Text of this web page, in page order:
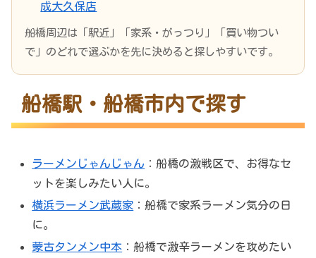
成大久保店
船橋周辺は「駅近」「家系・がっつり」「買い物つい
で」のどれで選ぶかを先に決めると探しやすいです。
船橋駅・船橋市内で探す
ラーメンじゃんじゃん ：船橋の激戦区で、お得なセ
ットを楽しみたい人に。
横浜ラーメン武蔵家 ：船橋で家系ラーメン気分の日
に。
蒙古タンメン中本 ：船橋で激辛ラーメンを攻めたい